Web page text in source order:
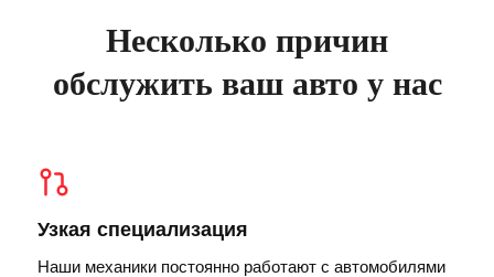
Несколько причин
обслужить ваш авто у нас
Узкая специализация
Наши механики постоянно работают с автомобилями